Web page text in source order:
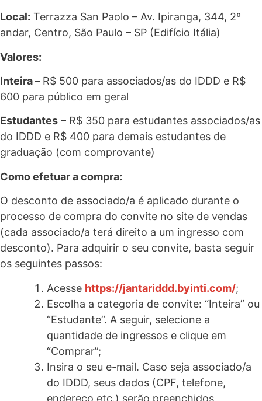
Local: Terrazza San Paolo – Av. Ipiranga, 344, 2º
andar, Centro, São Paulo – SP (Edifício Itália)
Valores:
Inteira – R$ 500 para associados/as do IDDD e R$
600 para público em geral
Estudantes – R$ 350 para estudantes associados/as
do IDDD e R$ 400 para demais estudantes de
graduação (com comprovante)
Como efetuar a compra:
O desconto de associado/a é aplicado durante o
processo de compra do convite no site de vendas
(cada associado/a terá direito a um ingresso com
desconto). Para adquirir o seu convite, basta seguir
os seguintes passos:
Acesse https://jantariddd.byinti.com/;
Escolha a categoria de convite: “Inteira” ou
“Estudante”. A seguir, selecione a
quantidade de ingressos e clique em
“Comprar”;
Insira o seu e-mail. Caso seja associado/a
do IDDD, seus dados (CPF, telefone,
endereço etc.) serão preenchidos